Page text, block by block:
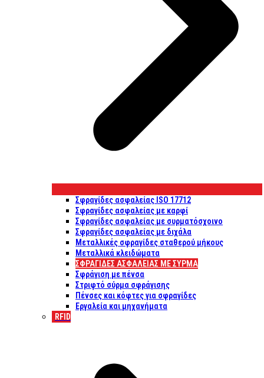
Σφραγίδες ασφαλείας ISO 17712
Σφραγίδες ασφαλείας με καρφί
Σφραγίδες ασφαλείας με συρματόσχοινο
Σφραγίδες ασφαλείας με διχάλα
Μεταλλικές σφραγίδες σταθερού μήκους
Μεταλλικά κλειδώματα
ΣΦΡΑΓΊΔΕΣ ΑΣΦΑΛΕΊΑΣ ΜΕ ΣΎΡΜΑ
Σφράγιση με πένσα
Στριφτό σύρμα σφράγισης
Πένσες και κόφτες για σφραγίδες
Εργαλεία και μηχανήματα
RFID